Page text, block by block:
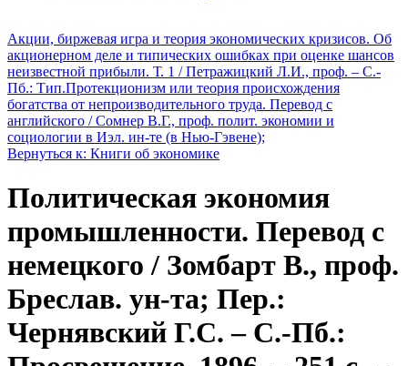
Акции, биржевая игра и теория экономических кризисов. Об
акционерном деле и типических ошибках при оценке шансов
неизвестной прибыли. Т. 1 / Петражицкий Л.И., проф. – С.-
Пб.: Тип.Протекционизм или теория происхождения
богатства от непроизводительного труда. Перевод с
английского / Сомнер В.Г., проф. полит. экономии и
социологии в Иэл. ин-те (в Нью-Гэвене);
Вернуться к: Книги об экономике
Политическая экономия
промышленности. Перевод с
немецкого / Зомбарт В., проф.
Бреслав. ун-та; Пер.:
Чернявский Г.С. – С.-Пб.: